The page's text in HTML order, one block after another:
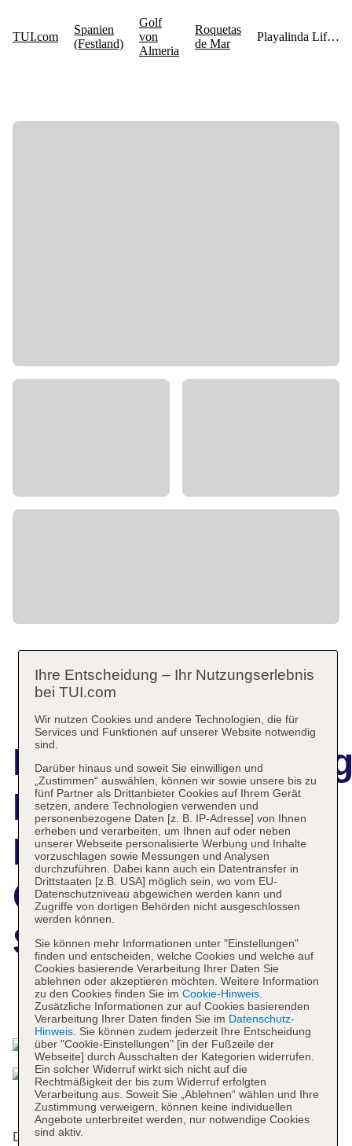
Playalinda
Lifestyle
Collection by
Senator
Das bietet Ihre Unterkunft
Die Unterbringung bietet 130 Nichtraucherzimmer
Ihre Entscheidung – Ihr Nutzungserlebnis
bei TUI.com
Wir nutzen Cookies und andere Technologien, die für
Services und Funktionen auf unserer Website notwendig
sind.
Darüber hinaus und soweit Sie einwilligen und
„Zustimmen“ auswählen, können wir sowie unsere bis zu
fünf Partner als Drittanbieter Cookies auf Ihrem Gerät
setzen, andere Technologien verwenden und
personenbezogene Daten [z. B. IP-Adresse] von Ihnen
erheben und verarbeiten, um Ihnen auf oder neben
unserer Webseite personalisierte Werbung und Inhalte
vorzuschlagen sowie Messungen und Analysen
durchzuführen. Dabei kann auch ein Datentransfer in
Drittstaaten [z.B. USA] möglich sein, wo vom EU-
Datenschutzniveau abgewichen werden kann und
Zugriffe von dortigen Behörden nicht ausgeschlossen
werden können.
Sie können mehr Informationen unter "Einstellungen"
finden und entscheiden, welche Cookies und welche auf
Cookies basierende Verarbeitung Ihrer Daten Sie
ablehnen oder akzeptieren möchten. Weitere Information
zu den Cookies finden Sie im Cookie-Hinweis.
Zusätzliche Informationen zur auf Cookies basierenden
Verarbeitung Ihrer Daten finden Sie im Datenschutz-
Hinweis. Sie können zudem jederzeit Ihre Entscheidung
über "Cookie-Einstellungen" [in der Fußzeile der
Webseite] durch Ausschalten der Kategorien widerrufen.
Ein solcher Widerruf wirkt sich nicht auf die
Rechtmäßigkeit der bis zum Widerruf erfolgten
Verarbeitung aus. Soweit Sie „Ablehnen“ wählen und Ihre
Zustimmung verweigern, können keine individuellen
Angebote unterbreitet werden, nur notwendige Cookies
sind aktiv.